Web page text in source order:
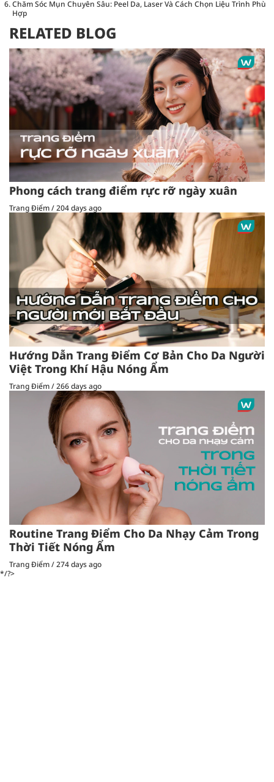
Chăm Sóc Mụn Chuyên Sâu: Peel Da, Laser Và Cách Chọn Liệu Trình Phù
Hợp
RELATED BLOG
Phong cách trang điểm rực rỡ ngày xuân
Trang Điểm/204 days ago
Hướng Dẫn Trang Điểm Cơ Bản Cho Da Người
Việt Trong Khí Hậu Nóng Ẩm
Trang Điểm/266 days ago
Routine Trang Điểm Cho Da Nhạy Cảm Trong
Thời Tiết Nóng Ẩm
Trang Điểm/274 days ago
*/?>